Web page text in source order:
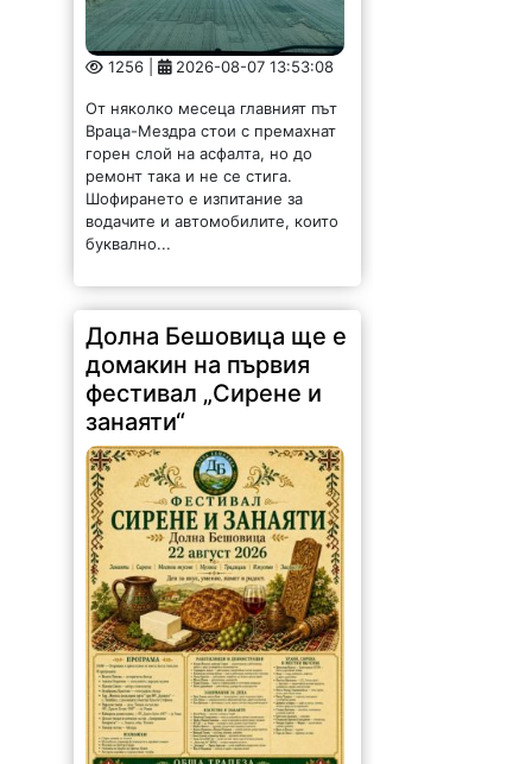
1256 | 2026-08-07 13:53:08
От няколко месеца главният път
Враца-Мездра стои с премахнат
горен слой на асфалта, но до
ремонт така и не се стига.
Шофирането е изпитание за
водачите и автомобилите, които
буквално...
Долна Бешовица ще е
домакин на първия
фестивал „Сирене и
занаяти“